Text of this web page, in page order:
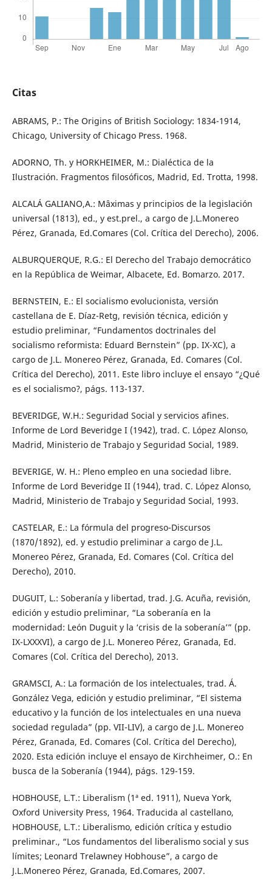
Citas
ABRAMS, P.: The Origins of British Sociology: 1834-1914,
Chicago, University of Chicago Press. 1968.
ADORNO, Th. y HORKHEIMER, M.: Dialéctica de la
Ilustración. Fragmentos filosóficos, Madrid, Ed. Trotta, 1998.
ALCALÁ GALIANO,A.: Mâximas y principios de la legislación
universal (1813), ed., y est.prel., a cargo de J.L.Monereo
Pérez, Granada, Ed.Comares (Col. Crítica del Derecho), 2006.
ALBURQUERQUE, R.G.: El Derecho del Trabajo democrático
en la República de Weimar, Albacete, Ed. Bomarzo. 2017.
BERNSTEIN, E.: El socialismo evolucionista, versión
castellana de E. Díaz-Retg, revisión técnica, edición y
estudio preliminar, “Fundamentos doctrinales del
socialismo reformista: Eduard Bernstein” (pp. IX-XC), a
cargo de J.L. Monereo Pérez, Granada, Ed. Comares (Col.
Crítica del Derecho), 2011. Este libro incluye el ensayo “¿Qué
es el socialismo?, págs. 113-137.
BEVERIDGE, W.H.: Seguridad Social y servicios afines.
Informe de Lord Beveridge I (1942), trad. C. López Alonso,
Madrid, Ministerio de Trabajo y Seguridad Social, 1989.
BEVERIGE, W. H.: Pleno empleo en una sociedad libre.
Informe de Lord Beveridge II (1944), trad. C. López Alonso,
Madrid, Ministerio de Trabajo y Seguridad Social, 1993.
CASTELAR, E.: La fórmula del progreso-Discursos
(1870/1892), ed. y estudio preliminar a cargo de J.L.
Monereo Pérez, Granada, Ed. Comares (Col. Crítica del
Derecho), 2010.
DUGUIT, L.: Soberanía y libertad, trad. J.G. Acuña, revisión,
edición y estudio preliminar, “La soberanía en la
modernidad: León Duguit y la ‘crisis de la soberanía’” (pp.
IX-LXXXVI), a cargo de J.L. Monereo Pérez, Granada, Ed.
Comares (Col. Crítica del Derecho), 2013.
GRAMSCI, A.: La formación de los intelectuales, trad. Á.
González Vega, edición y estudio preliminar, “El sistema
educativo y la función de los intelectuales en una nueva
sociedad regulada” (pp. VII-LIV), a cargo de J.L. Monereo
Pérez, Granada, Ed. Comares (Col. Crítica del Derecho),
2020. Esta edición incluye el ensayo de Kirchheimer, O.: En
busca de la Soberanía (1944), págs. 129-159.
HOBHOUSE, L.T.: Liberalism (1ª ed. 1911), Nueva York,
Oxford University Press, 1964. Traducida al castellano,
HOBHOUSE, L.T.: Liberalismo, edición crítica y estudio
preliminar., “Los fundamentos del liberalismo social y sus
límites; Leonard Trelawney Hobhouse”, a cargo de
J.L.Monereo Pérez, Granada, Ed.Comares, 2007.